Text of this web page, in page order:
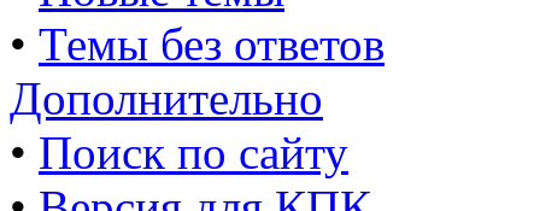
• Темы без ответов
Дополнительно
• Поиск по сайту